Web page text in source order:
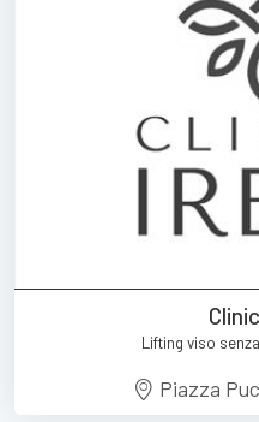
Lifting viso
Piazza